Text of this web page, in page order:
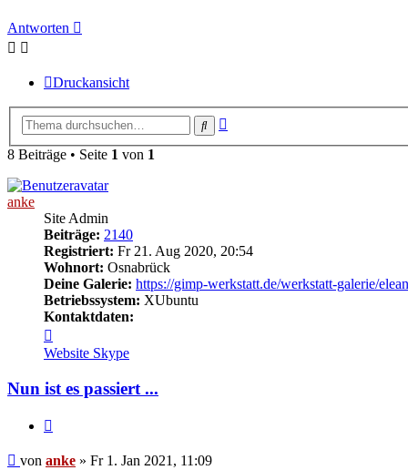
Antworten
Druckansicht
Suche
8 Beiträge • Seite 1 von 1
anke
Site Admin
Beiträge: 2140
Registriert: Fr 21. Aug 2020, 20:54
Wohnort: Osnabrück
Deine Galerie: https://gimp-werkstatt.de/werkstatt-galerie/
Betriebssystem: XUbuntu
Kontaktdaten:
von
anke
Website Skype
Nun ist es passiert ...
Beitrag
von anke » Fr 1. Jan 2021, 11:09